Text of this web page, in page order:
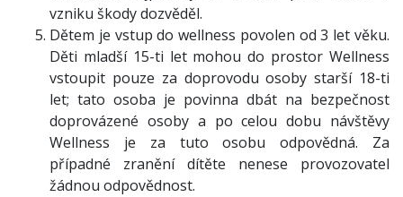
vzniku škody dozvěděl.
Dětem je vstup do wellness povolen od 3 let věku.
Děti mladší 15-ti let mohou do prostor Wellness
vstoupit pouze za doprovodu osoby starší 18-ti
let; tato osoba je povinna dbát na bezpečnost
doprovázené osoby a po celou dobu návštěvy
Wellness je za tuto osobu odpovědná. Za
případné zranění dítěte nenese provozovatel
žádnou odpovědnost.